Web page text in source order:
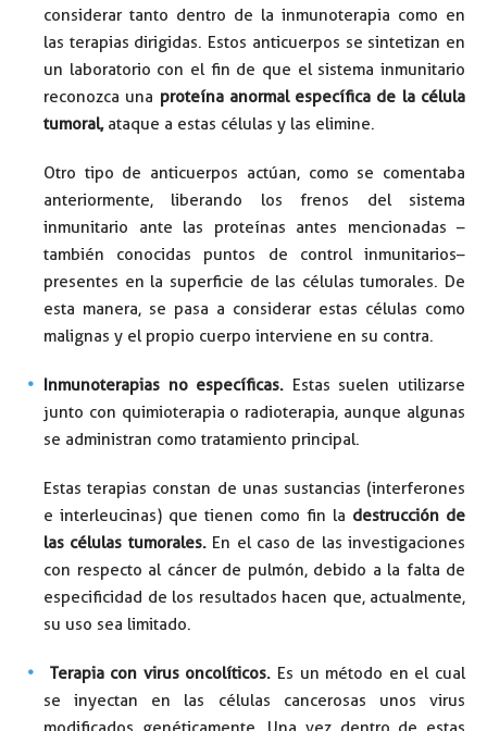
considerar tanto dentro de la inmunoterapia como en
las terapias dirigidas. Estos anticuerpos se sintetizan en
un laboratorio con el fin de que el sistema inmunitario
reconozca una proteína anormal específica de la célula
tumoral,ataque a estas células y las elimine.
Otro tipo de anticuerpos actúan, como se comentaba
anteriormente, liberando los frenos del sistema
inmunitario ante las proteínas antes mencionadas –
también conocidas puntos de control inmunitarios–
presentes en la superficie de las células tumorales. De
esta manera, se pasa a considerar estas células como
malignas y el propio cuerpo interviene en su contra.
Inmunoterapias no específicas. Estas suelen utilizarse
junto con quimioterapia o radioterapia, aunque algunas
se administran como tratamiento principal.
Estas terapias constan de unas sustancias (interferones
e interleucinas) que tienen como fin la destrucción de
las células tumorales.En el caso de las investigaciones
con respecto al cáncer de pulmón, debido a la falta de
especificidad de los resultados hacen que, actualmente,
su uso sea limitado.
Terapia con virus oncolíticos. Es un método en el cual
se inyectan en las células cancerosas unos virus